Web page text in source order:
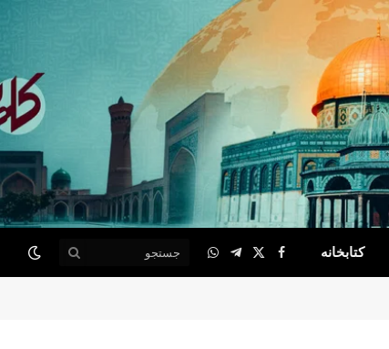
کتابخانه Facebook
X
(Twitter)
Telegram
WhatsApp